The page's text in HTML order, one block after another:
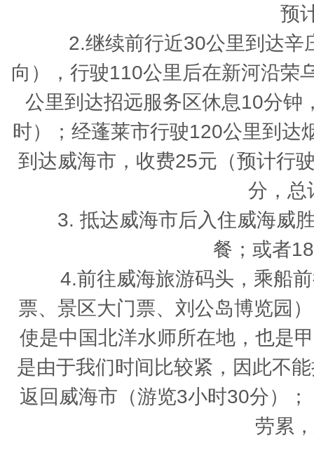
预
2.继续前行近30公里到达辛
向），行驶110公里后在新河沿荣
公里到达招远服务区休息10分钟
时）；经蓬莱市行驶120公里到达
到达威海市，收费25元（预计行
分，总
3. 抵达威海市后入住威海威胜
餐；或者
4.前往威海旅游码头，乘船前
票、景区大门票、刘公岛博览园
使是中国北洋水师所在地，也是
是由于我们时间比较紧，因此不
返回威海市（游览3小时30分）
劳累